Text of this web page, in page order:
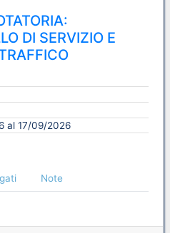
DI SERVIZIO E
al 17/09/2026
Note